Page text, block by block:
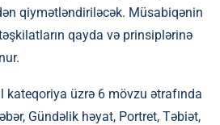
qiymətləndiriləcək. Müsabiqənin
qayda və prinsiplərinə
kateqoriya üzrə 6 mövzu ətrafında
Gündəlik həyat, Portret, Təbiət,